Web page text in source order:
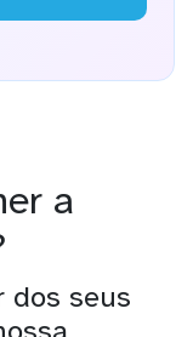
a
dos seus